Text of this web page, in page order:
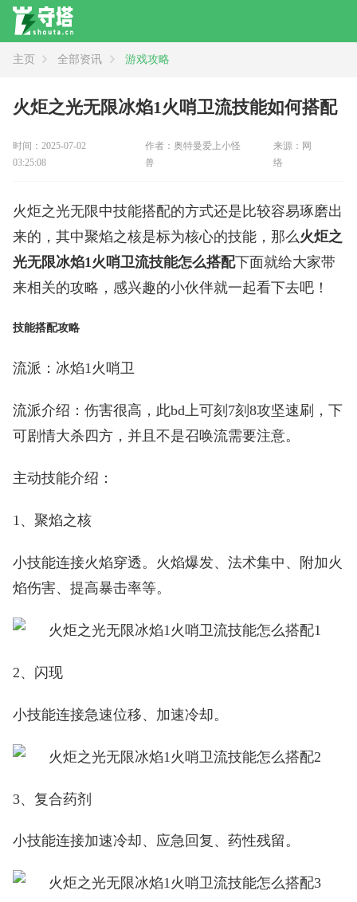
全部 新闻 攻略 评测
主页 全部资讯 游戏攻略
火炬之光无限冰焰1火哨卫流技能如何搭配
时间：2025-07-02
03:25:08
作者：奥特曼爱上小怪
兽
来源：网
络
火炬之光无限中技能搭配的方式还是比较容易琢磨出
来的，其中聚焰之核是标为核心的技能，那么火炬之
光无限冰焰1火哨卫流技能怎么搭配下面就给大家带
来相关的攻略，感兴趣的小伙伴就一起看下去吧！
技能搭配攻略
流派：冰焰1火哨卫
流派介绍：伤害很高，此bd上可刻7刻8攻坚速刷，下
可剧情大杀四方，并且不是召唤流需要注意。
主动技能介绍：
1、聚焰之核
小技能连接火焰穿透。火焰爆发、法术集中、附加火
焰伤害、提高暴击率等。
2、闪现
小技能连接急速位移、加速冷却。
3、复合药剂
小技能连接加速冷却、应急回复、药性残留。